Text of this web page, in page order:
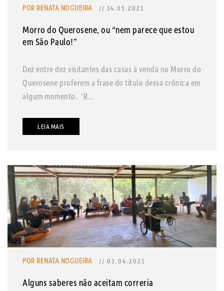
POR RENATA NOGUEIRA // 14.05.2021
Morro do Querosene, ou “nem parece que estou
em São Paulo!”
Dez entre dez visitantes das casas à venda no Morro do
Querosene proferem a frase do título dessa crônica em
algum momento. ‘R...
LEIA MAIS
POR RENATA NOGUEIRA // 03.04.2021
Alguns saberes não aceitam correria